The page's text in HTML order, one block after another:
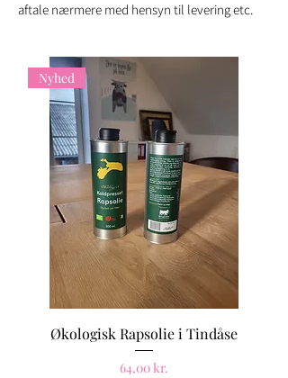
aftale nærmere med hensyn til levering etc.
Nyhed
Økologisk Rapsolie i Tindåse
Pris
64,00 kr.